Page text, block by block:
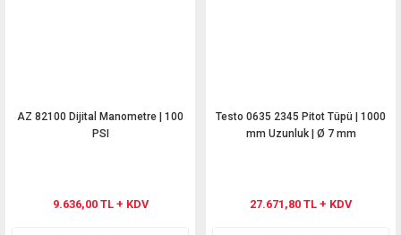
AZ 82100 Dijital Manometre | 100
PSI
9.636,00 TL + KDV
Testo 0635 2345 Pitot Tüpü | 1000
mm Uzunluk | Ø 7 mm
27.671,80 TL + KDV